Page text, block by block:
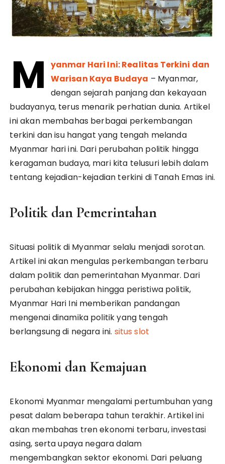
M
yanmar Hari Ini: Realitas Terkini dan
Warisan Kaya Budaya – Myanmar,
dengan sejarah panjang dan kekayaan
budayanya, terus menarik perhatian dunia. Artikel
ini akan membahas berbagai perkembangan
terkini dan isu hangat yang tengah melanda
Myanmar hari ini. Dari perubahan politik hingga
keragaman budaya, mari kita telusuri lebih dalam
tentang kejadian-kejadian terkini di Tanah Emas ini.
Politik dan Pemerintahan
Situasi politik di Myanmar selalu menjadi sorotan.
Artikel ini akan mengulas perkembangan terbaru
dalam politik dan pemerintahan Myanmar. Dari
perubahan kebijakan hingga peristiwa politik,
Myanmar Hari Ini memberikan pandangan
mengenai dinamika politik yang tengah
berlangsung di negara ini. situs slot
Ekonomi dan Kemajuan
Ekonomi Myanmar mengalami pertumbuhan yang
pesat dalam beberapa tahun terakhir. Artikel ini
akan membahas tren ekonomi terbaru, investasi
asing, serta upaya negara dalam
mengembangkan sektor ekonomi. Dari peluang